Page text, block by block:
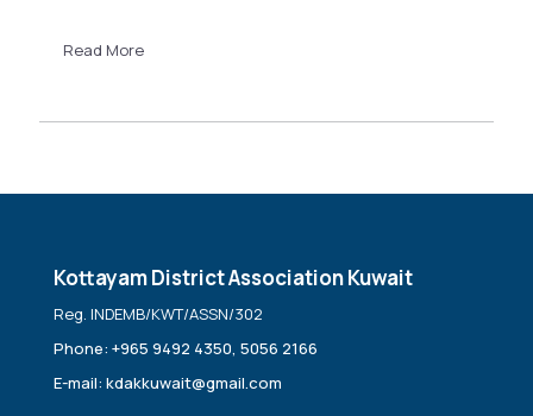
Read More
Kottayam District Association Kuwait
Reg. INDEMB/KWT/ASSN/302
Phone: +965 9492 4350, 5056 2166
E-mail: kdakkuwait@gmail.com